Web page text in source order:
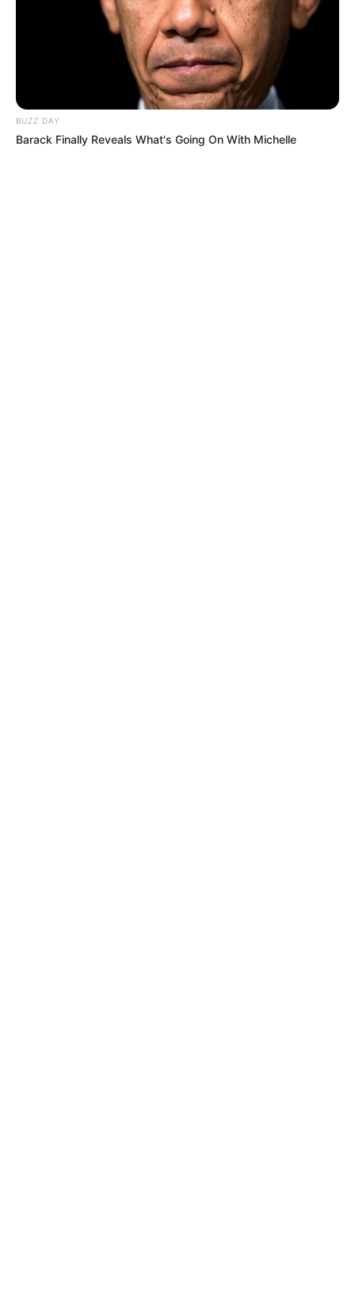
BUZZ DAY
Barack Finally Reveals What's Going On With Michelle